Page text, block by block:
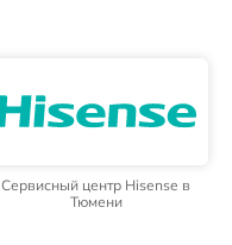
Сервисный центр Hisense в
Тюмени